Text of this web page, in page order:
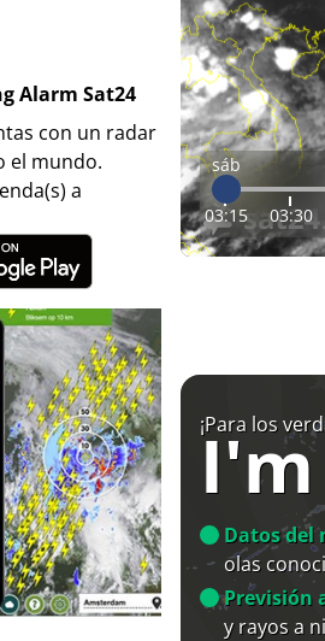
Alarm Sat24
con un radar
el mundo.
a
sáb
03:15 03:30
¡Para los
Datos del
olas
Previsión
y rayos a